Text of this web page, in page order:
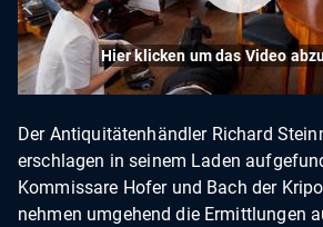
Hier klicken um das Video
Der Antiquitätenhändler Richard
erschlagen in seinem Laden
Kommissare Hofer und Bach der
nehmen umgehend die Ermittlungen